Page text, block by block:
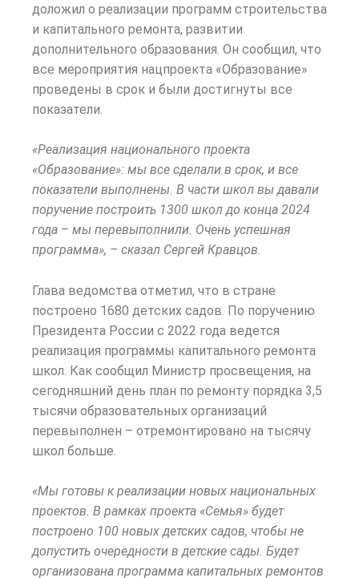
доложил о реализации программ строительства
и капитального ремонта, развитии
дополнительного образования. Он сообщил, что
все мероприятия нацпроекта «Образование»
проведены в срок и были достигнуты все
показатели.
«Реализация национального проекта
«Образование»: мы все сделали в срок, и все
показатели выполнены. В части школ вы давали
поручение построить 1300 школ до конца 2024
года – мы перевыполнили. Очень успешная
программа», – сказал Сергей Кравцов.
Глава ведомства отметил, что в стране
построено 1680 детских садов. По поручению
Президента России с 2022 года ведется
реализация программы капитального ремонта
школ. Как сообщил Министр просвещения, на
сегодняшний день план по ремонту порядка 3,5
тысячи образовательных организаций
перевыполнен – отремонтировано на тысячу
школ больше.
«Мы готовы к реализации новых национальных
проектов. В рамках проекта «Семья» будет
построено 100 новых детских садов, чтобы не
допустить очередности в детские сады. Будет
организована программа капитальных ремонтов